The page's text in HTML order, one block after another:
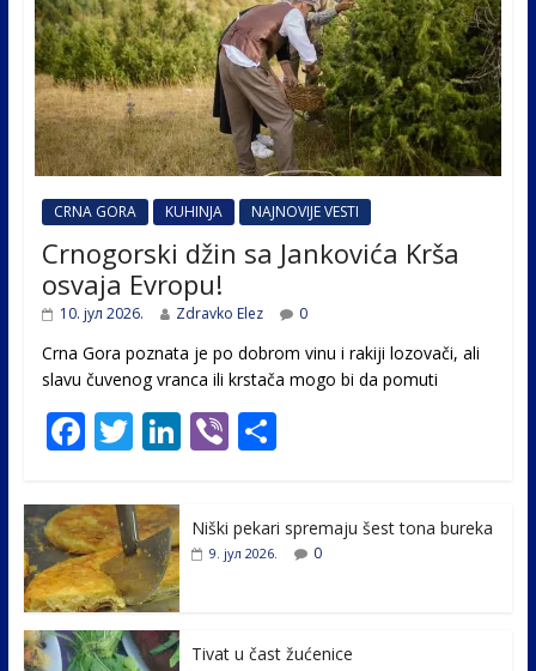
CRNA GORA KUHINJA NAJNOVIJE VESTI
Crnogorski džin sa Jankovića Krša
osvaja Evropu!
10. јул 2026. Zdravko Elez 0
Crna Gora poznata je po dobrom vinu i rakiji lozovači, ali
slavu čuvenog vranca ili krstača mogo bi da pomuti
F
e
b
o
o
T
itt
er
Li
e
Vi
er
S
e
Niški pekari spremaju šest tona bureka
9. јул 2026. 0
Tivat u čast žućenice